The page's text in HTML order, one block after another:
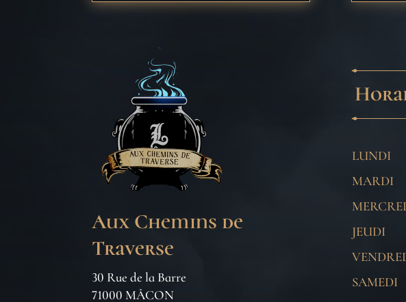
Aux Chemins de
Traverse
30 Rue de la Barre
71000 MÂCON
LUNDI
MARDI
JEUDI
SAMEDI